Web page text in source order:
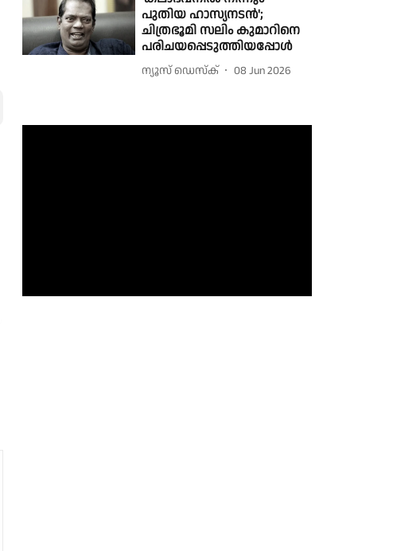
പുതിയ ഹാസ്യനടൻ';
ചിത്രഭൂമി സലിം കുമാറിനെ
പരിചയപ്പെടുത്തിയപ്പോൾ
ന്യൂസ് ഡെസ്ക് 08 Jun 2026